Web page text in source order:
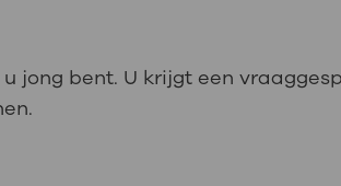
jong bent. U krijgt een